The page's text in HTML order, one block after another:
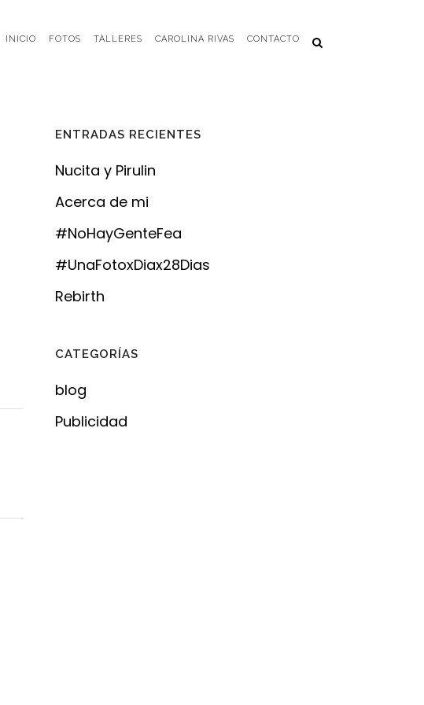
INICIO FOTOS TALLERES CAROLINA RIVAS CONTACTO
ENTRADAS RECIENTES
Nucita y Pirulin
Acerca de mi
#NoHayGenteFea
#UnaFotoxDiax28Dias
Rebirth
CATEGORÍAS
blog
Publicidad